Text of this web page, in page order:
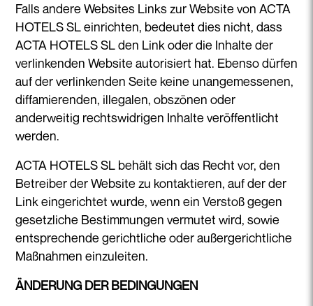
Falls andere Websites Links zur Website von ACTA
HOTELS SL einrichten, bedeutet dies nicht, dass
ACTA HOTELS SL den Link oder die Inhalte der
verlinkenden Website autorisiert hat. Ebenso dürfen
auf der verlinkenden Seite keine unangemessenen,
diffamierenden, illegalen, obszönen oder
anderweitig rechtswidrigen Inhalte veröffentlicht
werden.
ACTA HOTELS SL behält sich das Recht vor, den
Betreiber der Website zu kontaktieren, auf der der
Link eingerichtet wurde, wenn ein Verstoß gegen
gesetzliche Bestimmungen vermutet wird, sowie
entsprechende gerichtliche oder außergerichtliche
Maßnahmen einzuleiten.
ÄNDERUNG DER BEDINGUNGEN